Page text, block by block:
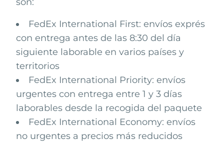
FedEx International First: envíos exprés
con entrega antes de las 8:30 del día
siguiente laborable en varios países y
territorios
FedEx International Priority: envíos
urgentes con entrega entre 1 y 3 días
laborables desde la recogida del paquete
FedEx International Economy: envíos
no urgentes a precios más reducidos